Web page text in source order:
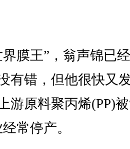
王”，翁声锦已
有错，但他很快又
原料聚丙烯(PP)被
常停产。